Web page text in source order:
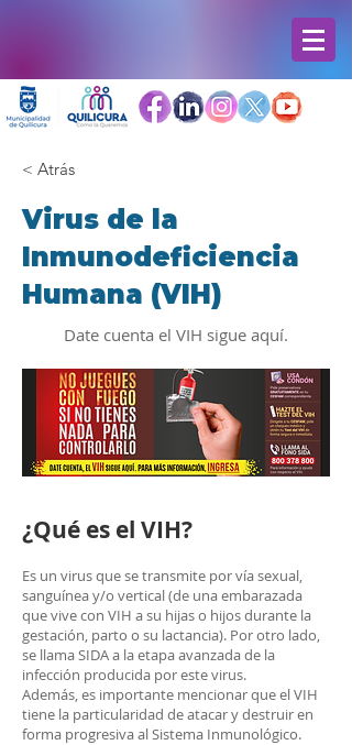
< Atrás
Virus de la
Inmunodeficiencia
Humana (VIH)
Date cuenta el VIH sigue aquí.
¿Qué es el VIH?
Es un virus que se transmite por vía sexual,
sanguínea y/o vertical (de una embarazada
que vive con VIH a su hijas o hijos durante la
gestación, parto o su lactancia). Por otro lado,
se llama SIDA a la etapa avanzada de la
infección producida por este virus.
Además, es importante mencionar que el VIH
tiene la particularidad de atacar y destruir en
forma progresiva al Sistema Inmunológico.